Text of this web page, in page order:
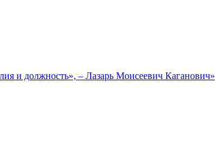
и должность», – Лазарь Моисеевич Каганович»